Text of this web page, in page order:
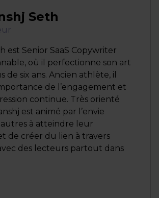
Seth
est Senior SaaS Copywriter
où il perfectionne son art
de six ans. Ancien athlète, il
de l’engagement et
continue. Très orienté
est animé par l’envie
autres à atteindre leur
de créer du lien à travers
des lecteurs partout dans